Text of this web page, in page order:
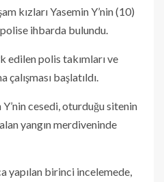
kızları Yasemin Y’nin (10)
ihbarda bulundu.
edilen polis takımları ve
başlatıldı.
cesedi, oturduğu sitenin
yangın merdiveninde
yapılan birinci incelemede,